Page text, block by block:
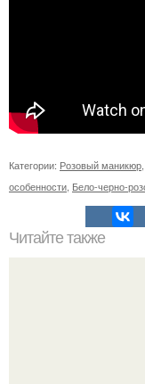
Категории: Розовый маникюр
особенности Бело-черно-
Читайте также